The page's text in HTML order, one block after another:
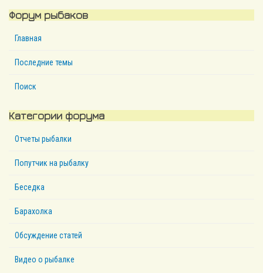
Форум рыбаков
Главная
Последние темы
Поиск
Категории форума
Отчеты рыбалки
Попутчик на рыбалку
Беседка
Барахолка
Обсуждение статей
Видео о рыбалке